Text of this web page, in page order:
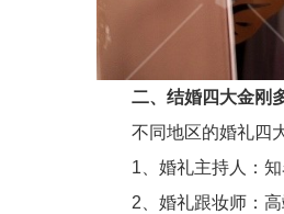
二、结婚四大金刚
不同地区的婚礼四大
1、婚礼主持人：知
2、婚礼跟妆师：高